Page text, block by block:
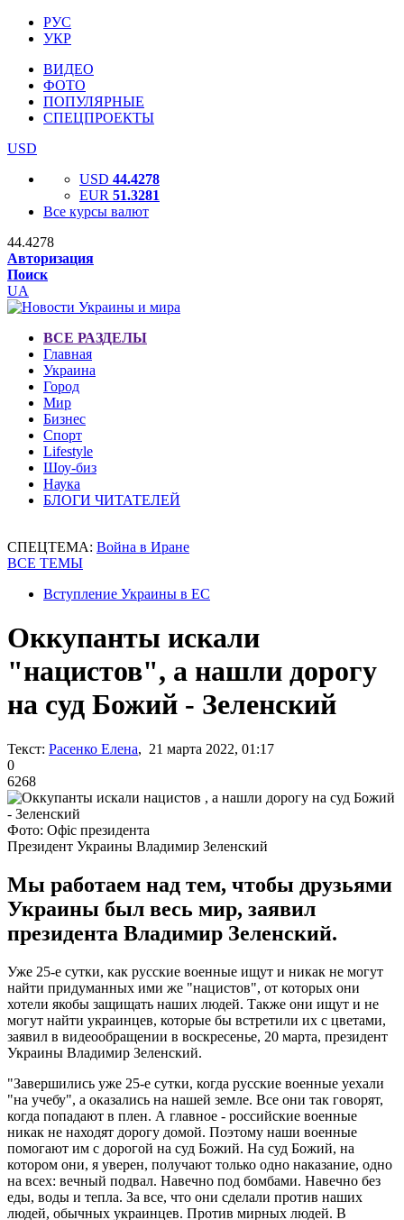
РУС
УКР
ВИДЕО
ФОТО
ПОПУЛЯРНЫЕ
СПЕЦПРОЕКТЫ
USD
USD 44.4278
EUR 51.3281
Все курсы валют
44.4278
Авторизация
Поиск
UA
ВСЕ РАЗДЕЛЫ
Главная
Украина
Город
Мир
Бизнес
Спорт
Lifestyle
Шоу-биз
Наука
БЛОГИ ЧИТАТЕЛЕЙ
СПЕЦТЕМА: Война в Иране
ВСЕ ТЕМЫ
Вступление Украины в ЕС
Оккупанты искали
"нацистов", а нашли дорогу
на суд Божий - Зеленский
Текст: Расенко Елена, 21 марта 2022, 01:17
0
6268
Фото: Офіс президента
Президент Украины Владимир Зеленский
Мы работаем над тем, чтобы друзьями
Украины был весь мир, заявил
президента Владимир Зеленский.
Уже 25-е сутки, как русские военные ищут и никак не могут
найти придуманных ими же "нацистов", от которых они
хотели якобы защищать наших людей. Также они ищут и не
могут найти украинцев, которые бы встретили их с цветами,
заявил в видеообращении в воскресенье, 20 марта, президент
Украины Владимир Зеленский.
"Завершились уже 25-е сутки, когда русские военные уехали
"на учебу", а оказались на нашей земле. Все они так говорят,
когда попадают в плен. А главное - российские военные
никак не находят дорогу домой. Поэтому наши военные
помогают им с дорогой на суд Божий. На суд Божий, на
котором они, я уверен, получают только одно наказание, одно
на всех: вечный подвал. Навечно под бомбами. Навечно без
еды, воды и тепла. За все, что они сделали против наших
людей, обычных украинцев. Против мирных людей. В